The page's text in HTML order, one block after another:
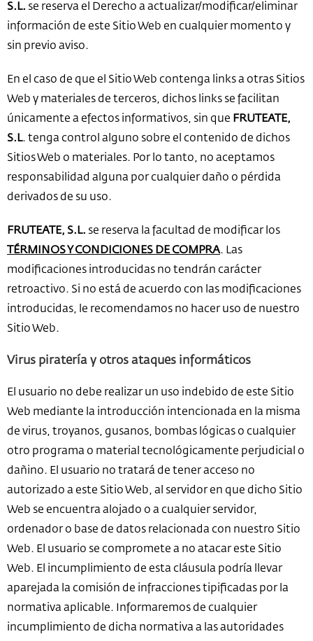
S.L. se reserva el Derecho a actualizar/modificar/eliminar
información de este Sitio Web en cualquier momento y
sin previo aviso.
En el caso de que el Sitio Web contenga links a otras Sitios
Web y materiales de terceros, dichos links se facilitan
únicamente a efectos informativos, sin que FRUTEATE,
S.L. tenga control alguno sobre el contenido de dichos
Sitios Web o materiales. Por lo tanto, no aceptamos
responsabilidad alguna por cualquier daño o pérdida
derivados de su uso.
FRUTEATE, S.L. se reserva la facultad de modificar los
TÉRMINOS Y CONDICIONES DE COMPRA. Las
modificaciones introducidas no tendrán carácter
retroactivo. Si no está de acuerdo con las modificaciones
introducidas, le recomendamos no hacer uso de nuestro
Sitio Web.
Virus piratería y otros ataques informáticos
El usuario no debe realizar un uso indebido de este Sitio
Web mediante la introducción intencionada en la misma
de virus, troyanos, gusanos, bombas lógicas o cualquier
otro programa o material tecnológicamente perjudicial o
dañino. El usuario no tratará de tener acceso no
autorizado a este Sitio Web, al servidor en que dicho Sitio
Web se encuentra alojado o a cualquier servidor,
ordenador o base de datos relacionada con nuestro Sitio
Web. El usuario se compromete a no atacar este Sitio
Web. El incumplimiento de esta cláusula podría llevar
aparejada la comisión de infracciones tipificadas por la
normativa aplicable. Informaremos de cualquier
incumplimiento de dicha normativa a las autoridades